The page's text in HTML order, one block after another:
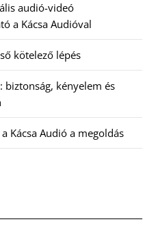
audió-videó
a Kácsa Audióval
kötelező lépés
kényelem és
Kácsa Audió a megoldás